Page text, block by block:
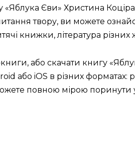
«Яблука Єви» Христина
твору, ви можете
книжки, література різних
або скачати книгу
або iOS в різних форматах:
повною мірою поринути